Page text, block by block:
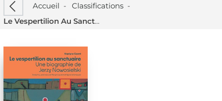
Accueil - Classifications-
Le Vespertilion Au Sanctuaire : Une Biographie De Jerzy Nowosielski